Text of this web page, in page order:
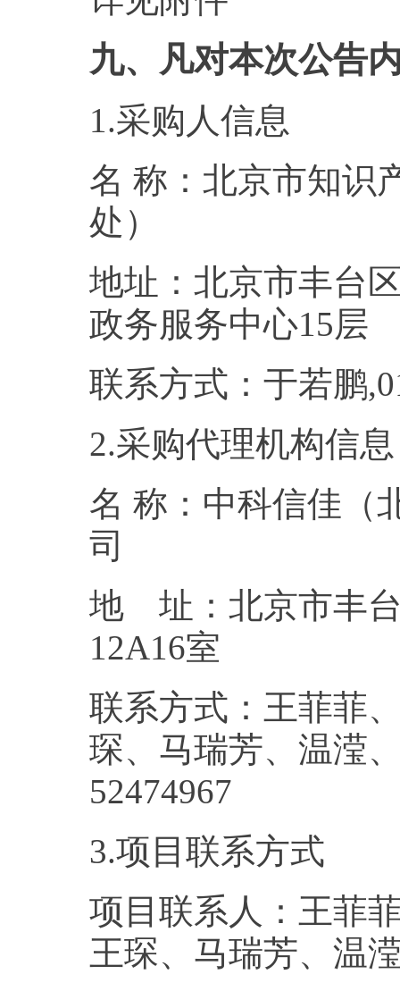
九、凡对本次公告
1.采购人信息
名 称：北京市知识
处）
地址：北京市丰台
政务服务
联系方式：于
2.采购代理机构信息
名 称：中科信佳（
地 址：北京市丰台
联系方式：王菲菲
琛、马瑞芳、温滢
3.项目联系方式
项目联系人：王菲
王琛、马瑞芳、温